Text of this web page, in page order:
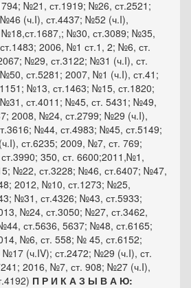
№21, ст.1919; №26, ст.2521;
(ч.I), ст.4437; №52 (ч.I),
№18,ст.1687,; №30, ст.3089; №35,
2006, №1 ст.1, 2; №6, ст.
№29, ст.3122; №31 (ч.I), ст.
ст.5281; 2007, №1 (ч.I), ст.41;
№13, ст.1463; №15, ст.1820;
ст.4011; №45, ст. 5431; №49,
2008, №24, ст.2799; №29 (ч.I),
№44, ст.4983; №45, ст.5149;
ст.6235; 2009, №7, ст. 769;
350, ст. 6600;2011,№1,
№22, ст.3228; №46, ст.6407; №47,
2012, №10, ст.1273; №25,
№31, ст.4326; №43, ст.5933;
№24, ст.3050; №27, ст.3462,
ст.5636, 5637; №48, ст.6165;
№6, ст. 558; № 45, ст.6152;
(ч.IV); ст.2472; №29 (ч.I), ст.
2016, №7, ст. 908; №27 (ч.I),
П Р И К А З Ы В А Ю: